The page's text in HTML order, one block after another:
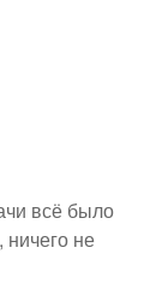
всё было
не